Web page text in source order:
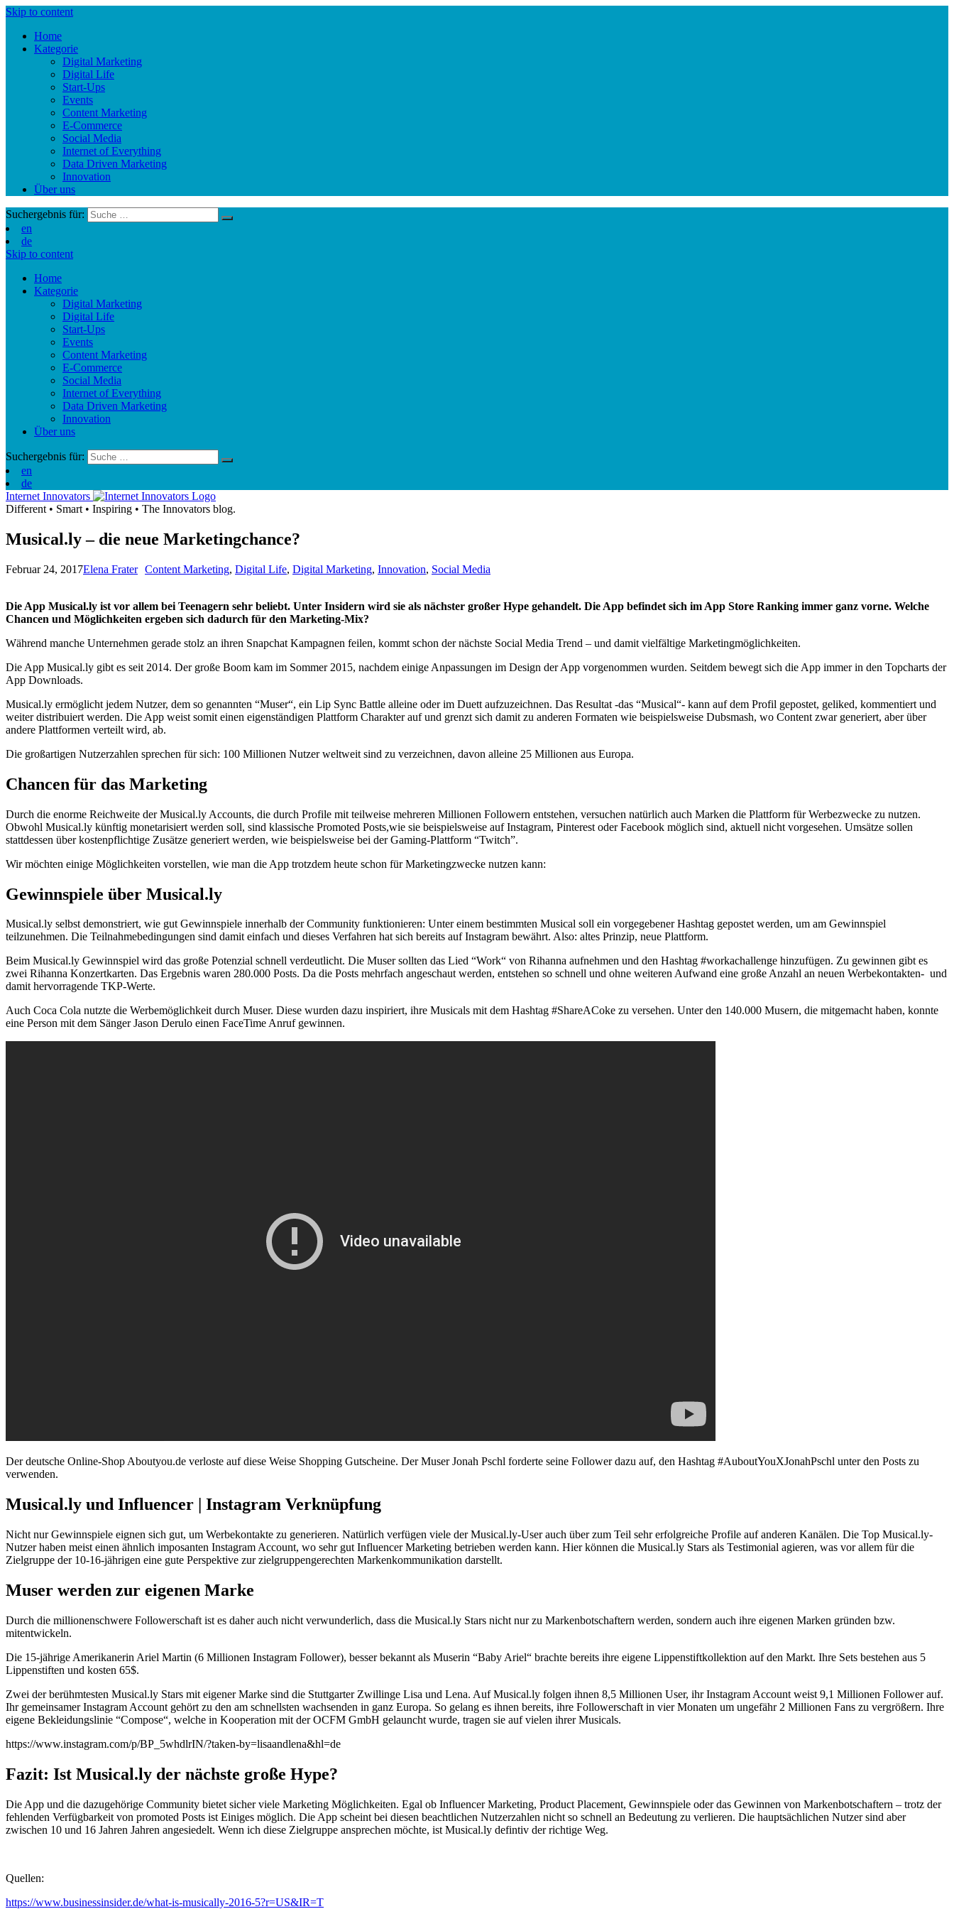
Skip to content
Home
Kategorie
Digital Marketing
Digital Life
Start-Ups
Events
Content Marketing
E-Commerce
Social Media
Internet of Everything
Data Driven Marketing
Innovation
Über uns
Suchergebnis für:
en
de
Skip to content
Home
Kategorie
Digital Marketing
Digital Life
Start-Ups
Events
Content Marketing
E-Commerce
Social Media
Internet of Everything
Data Driven Marketing
Innovation
Über uns
Suchergebnis für:
en
de
Internet Innovators
Different • Smart • Inspiring • The Innovators blog.
Musical.ly – die neue Marketingchance?
Februar 24, 2017Elena Frater Content Marketing, Digital Life, Digital Marketing, Innovation, Social Media
Die App Musical.ly ist vor allem bei Teenagern sehr beliebt. Unter Insidern wird sie als nächster großer Hype gehandelt. Die App befindet sich im App Store Ranking immer ganz vorne. Welche
Chancen und Möglichkeiten ergeben sich dadurch für den Marketing-Mix?
Während manche Unternehmen gerade stolz an ihren Snapchat Kampagnen feilen, kommt schon der nächste Social Media Trend – und damit vielfältige Marketingmöglichkeiten.
Die App Musical.ly gibt es seit 2014. Der große Boom kam im Sommer 2015, nachdem einige Anpassungen im Design der App vorgenommen wurden. Seitdem bewegt sich die App immer in den Topcharts der
App Downloads.
Musical.ly ermöglicht jedem Nutzer, dem so genannten “Muser“, ein Lip Sync Battle alleine oder im Duett aufzuzeichnen. Das Resultat -das “Musical“- kann auf dem Profil gepostet, geliked, kommentiert und
weiter distribuiert werden. Die App weist somit einen eigenständigen Plattform Charakter auf und grenzt sich damit zu anderen Formaten wie beispielsweise Dubsmash, wo Content zwar generiert, aber über
andere Plattformen verteilt wird, ab.
Die großartigen Nutzerzahlen sprechen für sich: 100 Millionen Nutzer weltweit sind zu verzeichnen, davon alleine 25 Millionen aus Europa.
Chancen für das Marketing
Durch die enorme Reichweite der Musical.ly Accounts, die durch Profile mit teilweise mehreren Millionen Followern entstehen, versuchen natürlich auch Marken die Plattform für Werbezwecke zu nutzen.
Obwohl Musical.ly künftig monetarisiert werden soll, sind klassische Promoted Posts,wie sie beispielsweise auf Instagram, Pinterest oder Facebook möglich sind, aktuell nicht vorgesehen. Umsätze sollen
stattdessen über kostenpflichtige Zusätze generiert werden, wie beispielsweise bei der Gaming-Plattform “Twitch”.
Wir möchten einige Möglichkeiten vorstellen, wie man die App trotzdem heute schon für Marketingzwecke nutzen kann:
Gewinnspiele über Musical.ly
Musical.ly selbst demonstriert, wie gut Gewinnspiele innerhalb der Community funktionieren: Unter einem bestimmten Musical soll ein vorgegebener Hashtag gepostet werden, um am Gewinnspiel
teilzunehmen. Die Teilnahmebedingungen sind damit einfach und dieses Verfahren hat sich bereits auf Instagram bewährt. Also: altes Prinzip, neue Plattform.
Beim Musical.ly Gewinnspiel wird das große Potenzial schnell verdeutlicht. Die Muser sollten das Lied “Work“ von Rihanna aufnehmen und den Hashtag #workachallenge hinzufügen. Zu gewinnen gibt es
zwei Rihanna Konzertkarten. Das Ergebnis waren 280.000 Posts. Da die Posts mehrfach angeschaut werden, entstehen so schnell und ohne weiteren Aufwand eine große Anzahl an neuen Werbekontakten- und
damit hervorragende TKP-Werte.
Auch Coca Cola nutzte die Werbemöglichkeit durch Muser. Diese wurden dazu inspiriert, ihre Musicals mit dem Hashtag #ShareACoke zu versehen. Unter den 140.000 Musern, die mitgemacht haben, konnte
eine Person mit dem Sänger Jason Derulo einen FaceTime Anruf gewinnen.
Der deutsche Online-Shop Aboutyou.de verloste auf diese Weise Shopping Gutscheine. Der Muser Jonah Pschl forderte seine Follower dazu auf, den Hashtag #AuboutYouXJonahPschl unter den Posts zu
verwenden.
Musical.ly und Influencer | Instagram Verknüpfung
Nicht nur Gewinnspiele eignen sich gut, um Werbekontakte zu generieren. Natürlich verfügen viele der Musical.ly-User auch über zum Teil sehr erfolgreiche Profile auf anderen Kanälen. Die Top Musical.ly-
Nutzer haben meist einen ähnlich imposanten Instagram Account, wo sehr gut Influencer Marketing betrieben werden kann. Hier können die Musical.ly Stars als Testimonial agieren, was vor allem für die
Zielgruppe der 10-16-jährigen eine gute Perspektive zur zielgruppengerechten Markenkommunikation darstellt.
Muser werden zur eigenen Marke
Durch die millionenschwere Followerschaft ist es daher auch nicht verwunderlich, dass die Musical.ly Stars nicht nur zu Markenbotschaftern werden, sondern auch ihre eigenen Marken gründen bzw.
mitentwickeln.
Die 15-jährige Amerikanerin Ariel Martin (6 Millionen Instagram Follower), besser bekannt als Muserin “Baby Ariel“ brachte bereits ihre eigene Lippenstiftkollektion auf den Markt. Ihre Sets bestehen aus 5
Lippenstiften und kosten 65$.
Zwei der berühmtesten Musical.ly Stars mit eigener Marke sind die Stuttgarter Zwillinge Lisa und Lena. Auf Musical.ly folgen ihnen 8,5 Millionen User, ihr Instagram Account weist 9,1 Millionen Follower auf.
Ihr gemeinsamer Instagram Account gehört zu den am schnellsten wachsenden in ganz Europa. So gelang es ihnen bereits, ihre Followerschaft in vier Monaten um ungefähr 2 Millionen Fans zu vergrößern. Ihre
eigene Bekleidungslinie “Compose“, welche in Kooperation mit der OCFM GmbH gelauncht wurde, tragen sie auf vielen ihrer Musicals.
https://www.instagram.com/p/BP_5whdlrIN/?taken-by=lisaandlena&hl=de
Fazit: Ist Musical.ly der nächste große Hype?
Die App und die dazugehörige Community bietet sicher viele Marketing Möglichkeiten. Egal ob Influencer Marketing, Product Placement, Gewinnspiele oder das Gewinnen von Markenbotschaftern – trotz der
fehlenden Verfügbarkeit von promoted Posts ist Einiges möglich. Die App scheint bei diesen beachtlichen Nutzerzahlen nicht so schnell an Bedeutung zu verlieren. Die hauptsächlichen Nutzer sind aber
zwischen 10 und 16 Jahren Jahren angesiedelt. Wenn ich diese Zielgruppe ansprechen möchte, ist Musical.ly defintiv der richtige Weg.
Quellen:
https://www.businessinsider.de/what-is-musically-2016-5?r=US&IR=T